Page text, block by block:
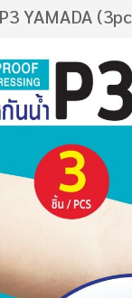
YAMADA